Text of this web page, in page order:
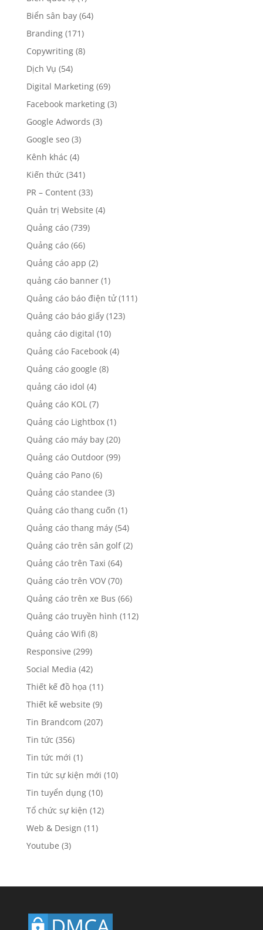
Biển sân bay(64)
Branding(171)
Copywriting(8)
Dịch Vụ (54)
Digital Marketing(69)
Facebook marketing(3)
Google Adwords (3)
Google seo(3)
Kênh khác (4)
Kiến thức (341)
PR – Content(33)
Quản trị Website (4)
Quảng cáo(739)
Quảng cáo(66)
Quảng cáo app (2)
quảng cáo banner(1)
Quảng cáo báo điện tử(111)
Quảng cáo báo giấy(123)
quảng cáo digital (10)
Quảng cáo Facebook(4)
Quảng cáo google (8)
quảng cáo idol (4)
Quảng cáo KOL(7)
Quảng cáo Lightbox(1)
Quảng cáo máy bay(20)
Quảng cáo Outdoor(99)
Quảng cáo Pano(6)
Quảng cáo standee (3)
Quảng cáo thang cuốn (1)
Quảng cáo thang máy(54)
Quảng cáo trên sân golf(2)
Quảng cáo trên Taxi (64)
Quảng cáo trên VOV(70)
Quảng cáo trên xe Bus (66)
Quảng cáo truyền hình (112)
Quảng cáo Wifi (8)
Responsive (299)
Social Media (42)
Thiết kế đồ họa (11)
Thiết kế website (9)
Tin Brandcom (207)
Tin tức (356)
Tin tức mới (1)
Tin tức sự kiện mới (10)
Tin tuyển dụng(10)
Tổ chức sự kiện (12)
Web & Design (11)
Youtube (3)